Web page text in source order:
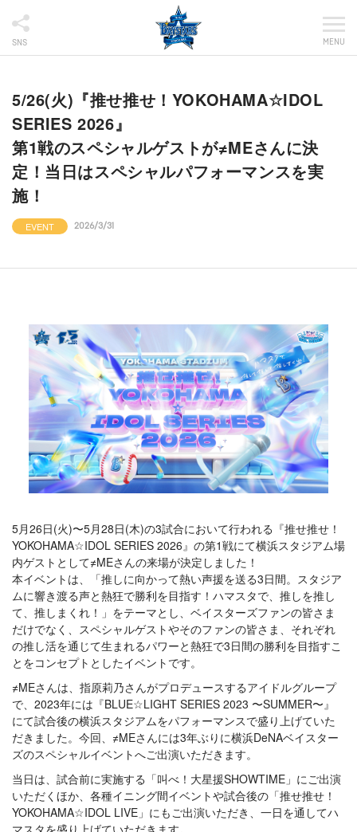
SNS MENU
5/26(火)『推せ推せ！YOKOHAMA☆IDOL
SERIES 2026』
第1戦のスペシャルゲストが≠MEさんに決
定！当日はスペシャルパフォーマンスを実
施！
EVENT 2026/3/31
5月26日(火)〜5月28日(木)の3試合において行われる『推せ推せ！
YOKOHAMA☆IDOL SERIES 2026』の第1戦にて横浜スタジアム場
内ゲストとして≠MEさんの来場が決定しました！
本イベントは、「推しに向かって熱い声援を送る3日間。スタジア
ムに響き渡る声と熱狂で勝利を目指す！ハマスタで、推しを推し
て、推しまくれ！」をテーマとし、ベイスターズファンの皆さま
だけでなく、スペシャルゲストやそのファンの皆さま、それぞれ
の推し活を通じて生まれるパワーと熱狂で3日間の勝利を目指すこ
とをコンセプトとしたイベントです。
≠MEさんは、指原莉乃さんがプロデュースするアイドルグループ
で、2023年には『BLUE☆LIGHT SERIES 2023 〜SUMMER〜』
にて試合後の横浜スタジアムをパフォーマンスで盛り上げていた
だきました。今回、≠MEさんには3年ぶりに横浜DeNAベイスター
ズのスペシャルイベントへご出演いただきます。
当日は、試合前に実施する「叫べ！大星援SHOWTIME」にご出演
いただくほか、各種イニング間イベントや試合後の「推せ推せ！
YOKOHAMA☆IDOL LIVE」にもご出演いただき、一日を通してハ
マスタを盛り上げていただきます。